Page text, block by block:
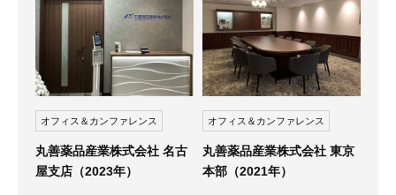
オフィス＆カンファレンス
丸善薬品産業株式会社 名古
屋支店（2023年）
オフィス＆カンファレンス
丸善薬品産業株式会社 東京
本部（2021年）